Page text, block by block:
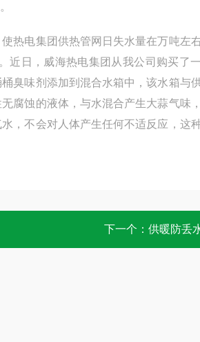
热电集团供热管网日失水量在万吨左
近日，威海热电集团从我公司购买了
臭味剂添加到混合水箱中，该水箱与
腐蚀的液体，与水混合产生大蒜气味
，不会对人体产生任何不适反应，这
下一个： 供暖防丢